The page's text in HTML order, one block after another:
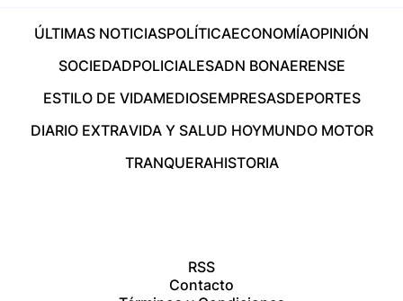
ÚLTIMAS NOTICIASPOLÍTICAECONOMÍAOPINIÓN
SOCIEDADPOLICIALESADN BONAERENSE
ESTILO DE VIDAMEDIOSEMPRESASDEPORTES
DIARIO EXTRAVIDA Y SALUD HOYMUNDO MOTOR
TRANQUERAHISTORIA
RSS
Contacto